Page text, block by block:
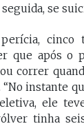
se
cinco
que após o
correr
“No instante
ele
tinha